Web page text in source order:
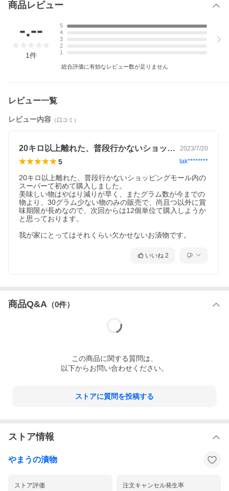
商品レビュー
-.--
1件
5
4
3
2
1
総合評価に有効なレビュー数が足りません
レビュー一覧
レビュー内容 （口コミ）
20キロ以上離れた、普段行かないショッ… 2023/7/20
5 tak********
20キロ以上離れた、普段行かないショッピングモール内の
スーパーて初めて購入しました。
美味しい物はやはり減りが早く、またグラム数が今までの
物より、30グラム少ない物のみの販売で、尚且つ以外に賞
味期限が長めなので、次回からは12個単位て購入しようか
と思っております。
我が家にとってはそれくらい欠かせないお漬物です。
いいね 2
商品Q&A （0件）
この商品に関する質問は、
以下からお問い合わせください。
ストアに質問を投稿する
ストア情報
やまうの漬物
ストア評価 注文キャンセル発生率